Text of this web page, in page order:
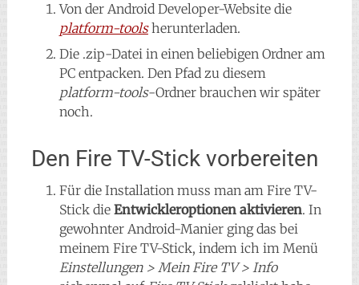
Von der Android Developer-Website die
platform-toolsherunterladen.
Die .zip-Datei in einen beliebigen Ordner am
PC entpacken. Den Pfad zu diesem
platform-tools-Ordner brauchen wir später
noch.
Den Fire TV-Stick vorbereiten
Für die Installation muss man am Fire TV-
Stick die Entwickleroptionen aktivieren. In
gewohnter Android-Manier ging das bei
meinem Fire TV-Stick, indem ich im Menü
Einstellungen > Mein Fire TV > Info